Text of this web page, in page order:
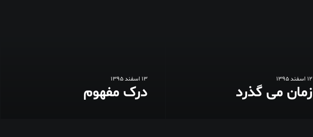
12 اسفند 1395
زمان می گذرد
13 اسفند 1395
درک مفهوم